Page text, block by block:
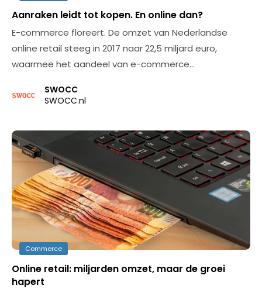
Aanraken leidt tot kopen. En online dan?
E-commerce floreert. De omzet van Nederlandse
online retail steeg in 2017 naar 22,5 miljard euro,
waarmee het aandeel van e-commerce…
SWOCC
SWOCC.nl
Commerce
Online retail: miljarden omzet, maar de groei
hapert